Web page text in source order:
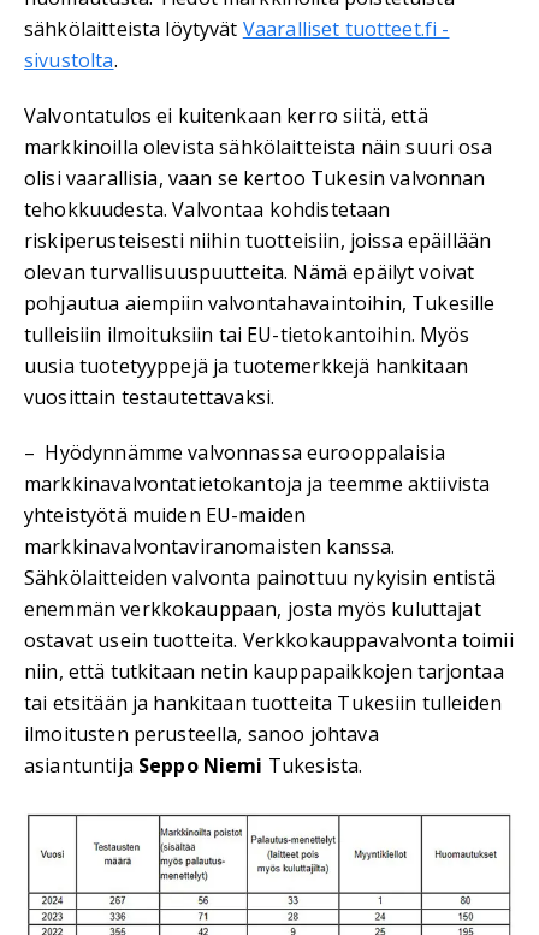
sähkölaitteista löytyvät Vaaralliset tuotteet.fi -
sivustolta.
Valvontatulos ei kuitenkaan kerro siitä, että
markkinoilla olevista sähkölaitteista näin suuri osa
olisi vaarallisia, vaan se kertoo Tukesin valvonnan
tehokkuudesta. Valvontaa kohdistetaan
riskiperusteisesti niihin tuotteisiin, joissa epäillään
olevan turvallisuuspuutteita. Nämä epäilyt voivat
pohjautua aiempiin valvontahavaintoihin, Tukesille
tulleisiin ilmoituksiin tai EU-tietokantoihin. Myös
uusia tuotetyyppejä ja tuotemerkkejä hankitaan
vuosittain testautettavaksi.
– Hyödynnämme valvonnassa eurooppalaisia
markkinavalvontatietokantoja ja teemme aktiivista
yhteistyötä muiden EU-maiden
markkinavalvontaviranomaisten kanssa.
Sähkölaitteiden valvonta painottuu nykyisin entistä
enemmän verkkokauppaan, josta myös kuluttajat
ostavat usein tuotteita. Verkkokauppavalvonta toimii
niin, että tutkitaan netin kauppapaikkojen tarjontaa
tai etsitään ja hankitaan tuotteita Tukesiin tulleiden
ilmoitusten perusteella, sanoo johtava
asiantuntija Seppo Niemi Tukesista.